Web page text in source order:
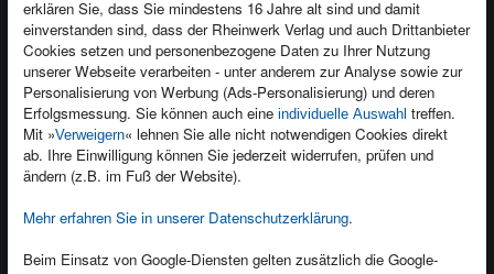
erklären Sie, dass Sie mindestens 16 Jahre alt sind und damit
einverstanden sind, dass der Rheinwerk Verlag und auch Drittanbieter
Cookies setzen und personenbezogene Daten zu Ihrer Nutzung
unserer Webseite verarbeiten - unter anderem zur Analyse sowie zur
Personalisierung von Werbung (Ads-Personalisierung) und deren
Erfolgsmessung. Sie können auch eine individuelle Auswahl treffen.
Mit »Verweigern« lehnen Sie alle nicht notwendigen Cookies direkt
ab. Ihre Einwilligung können Sie jederzeit widerrufen, prüfen und
ändern (z.B. im Fuß der Website).
Mehr erfahren Sie in unserer Datenschutzerklärung.
Beim Einsatz von Google-Diensten gelten zusätzlich die Google-
Für Unternehmen
Presseservice
Dozentenservice
Foreign Rights
Ein Buch schreiben
Kundenservice
Wir sind gerne für Sie da!